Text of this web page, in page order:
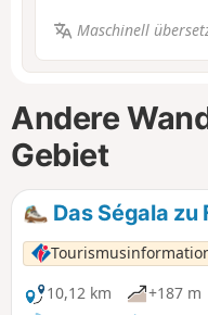
Maschinell
Andere
Gebiet
Das Ségala zu
10,12 km
+187 m